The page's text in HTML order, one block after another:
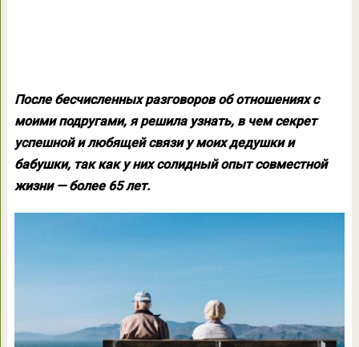
После бесчисленных разговоров об отношениях с
моими подругами, я решила узнать, в чем секрет
успешной и любящей связи у моих дедушки и
бабушки, так как у них солидный опыт совместной
жизни — более 65 лет.